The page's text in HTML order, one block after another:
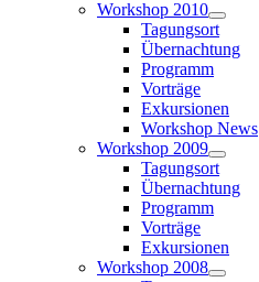
Workshop 2010
Tagungsort
Übernachtung
Programm
Vorträge
Exkursionen
Workshop News
Workshop 2009
Tagungsort
Übernachtung
Programm
Vorträge
Exkursionen
Workshop 2008